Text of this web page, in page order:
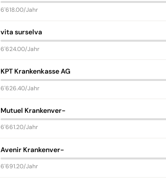
6'618.00/Jahr
vita surselva
6'624.00/Jahr
KPT Krankenkasse AG
6'626.40/Jahr
Mutuel Krankenver-
6'661.20/Jahr
Avenir Krankenver-
6'691.20/Jahr